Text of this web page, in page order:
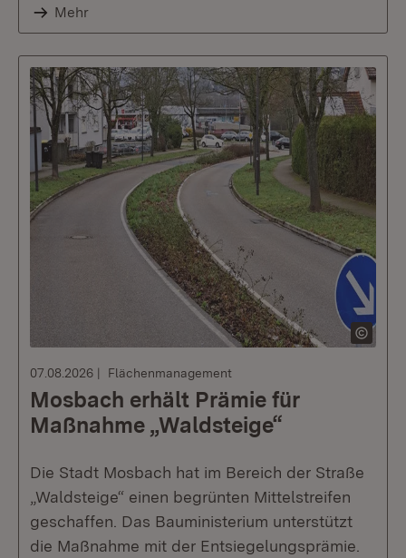
Mehr
07.08.2026 Flächenmanagement
Mosbach erhält Prämie für
Maßnahme „Waldsteige“
Die Stadt Mosbach hat im Bereich der Straße
„Waldsteige“ einen begrünten Mittelstreifen
geschaffen. Das Bauministerium unterstützt
die Maßnahme mit der Entsiegelungsprämie.